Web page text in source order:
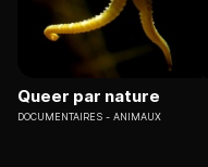
Queer par nature
DOCUMENTAIRES ANIMAUX